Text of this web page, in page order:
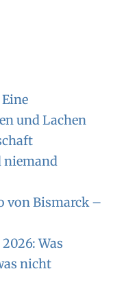
und Lachen
niemand
von Bismarck –
Was
nicht